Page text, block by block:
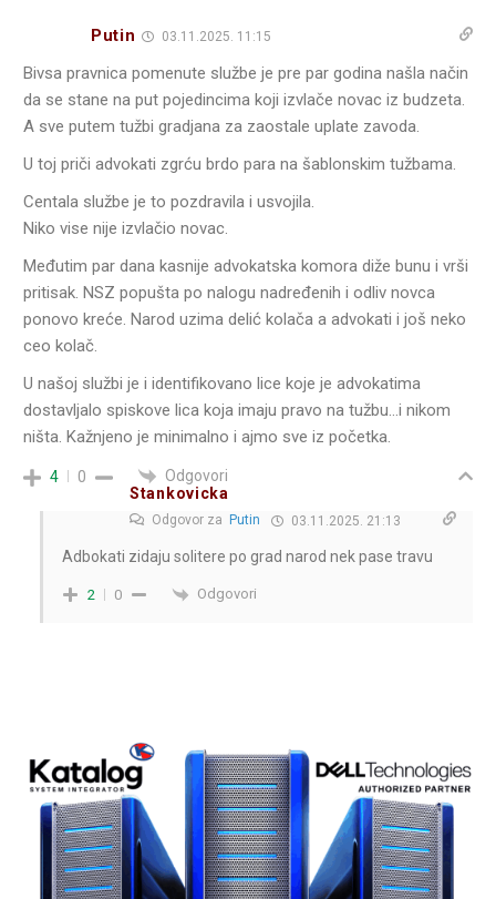
Putin 03.11.2025. 11:15
Bivsa pravnica pomenute službe je pre par godina našla način
da se stane na put pojedincima koji izvlače novac iz budzeta.
A sve putem tužbi gradjana za zaostale uplate zavoda.
U toj priči advokati zgrću brdo para na šablonskim tužbama.
Centala službe je to pozdravila i usvojila.
Niko vise nije izvlačio novac.
Međutim par dana kasnije advokatska komora diže bunu i vrši
pritisak. NSZ popušta po nalogu nadređenih i odliv novca
ponovo kreće. Narod uzima delić kolača a advokati i još neko
ceo kolač.
U našoj službi je i identifikovano lice koje je advokatima
dostavljalo spiskove lica koja imaju pravo na tužbu…i nikom
ništa. Kažnjeno je minimalno i ajmo sve iz početka.
4 0
Odgovori
Stankovicka
Odgovor za Putin 03.11.2025. 21:13
Adbokati zidaju solitere po grad narod nek pase travu
2 0 Odgovori